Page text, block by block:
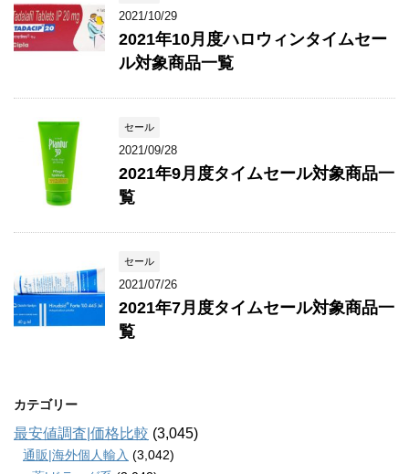
2021/10/29
2021年10月度ハロウィンタイムセー
ル対象商品一覧
セール
2021/09/28
2021年9月度タイムセール対象商品一
覧
セール
2021/07/26
2021年7月度タイムセール対象商品一
覧
カテゴリー
最安値調査|価格比較 (3,045)
通販|海外個人輸入 (3,042)